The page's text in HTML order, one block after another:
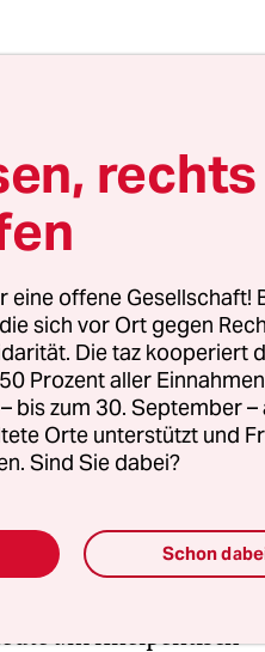
hundert anderen
Ljubljana. Es ist
der frisch
Er hat sich
schweren
die Zeit rennt, wenn
am Kneipentisch
rechts
offene Gesellschaft!
sich vor Ort gegen
Die taz kooperiert
Prozent aller
bis zum 30. September
Orte unterstützt und
Sind Sie dabei?
Schon